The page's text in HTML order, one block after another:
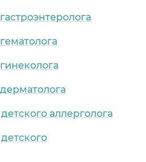
аллерголога